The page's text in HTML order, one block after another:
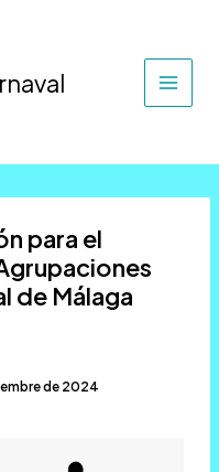
para el
de Málaga
de 2024